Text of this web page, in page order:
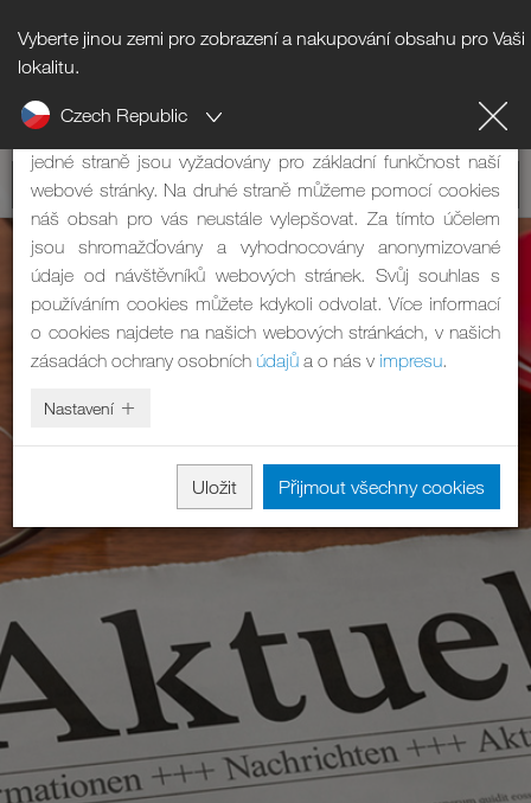
Vyberte jinou zemi pro zobrazení a nakupování obsahu pro Vaši
lokalitu.
Czech Republic
Upozornění na cookies
Naše webová stránka používá cookies. Mají dvě funkce: Na
jedné straně jsou vyžadovány pro základní funkčnost naší
webové stránky. Na druhé straně můžeme pomocí cookies
náš obsah pro vás neustále vylepšovat. Za tímto účelem
jsou shromažďovány a vyhodnocovány anonymizované
údaje od návštěvníků webových stránek. Svůj souhlas s
používáním cookies můžete kdykoli odvolat. Více informací
o cookies najdete na našich webových stránkách, v našich
zásadách ochrany osobních údajů a o nás v impresu.
Nastavení
Uložit Přijmout všechny cookies